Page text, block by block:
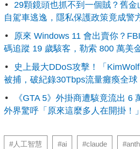
29顆鏡頭也抓不到一個賊？舊金
自駕車逃逸，隱私保護政策竟成警
原來 Windows 11 會出賣你？
碼追蹤 19 歲駭客，勒索 800 萬美
史上最大DDoS攻擊！「
被捕，破紀錄30Tbps流量癱瘓全球
《GTA 5》外掛商遭駭竟流出 6
外界驚呼「原來這麼多人在開掛！」
#人工智慧 #ai #claude